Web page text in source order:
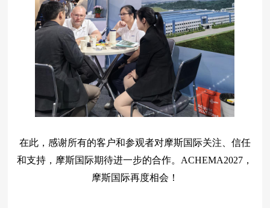
在此，感谢所有的客户和参观者对摩斯国际关注、信任
和支持，摩斯国际期待进一步的合作。 ACHEMA2027，
摩斯国际再度相会！